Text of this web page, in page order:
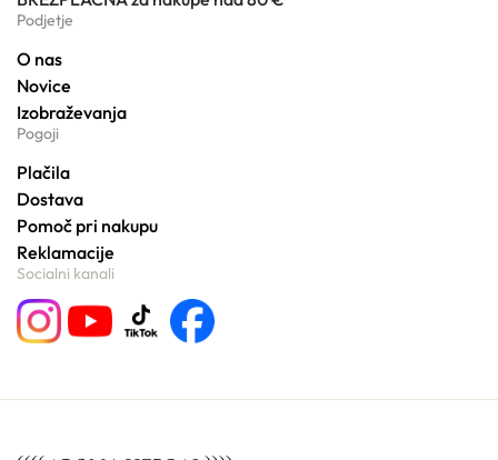
Podjetje
O nas
Novice
Izobraževanja
Pogoji
Plačila
Dostava
Pomoč pri nakupu
Reklamacije
Socialni kanali